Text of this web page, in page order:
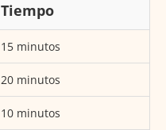
Tiempo
15 minutos
20 minutos
10 minutos